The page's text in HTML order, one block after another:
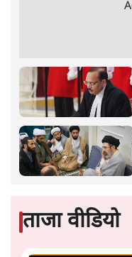
सत्य हिन्दी ऐप